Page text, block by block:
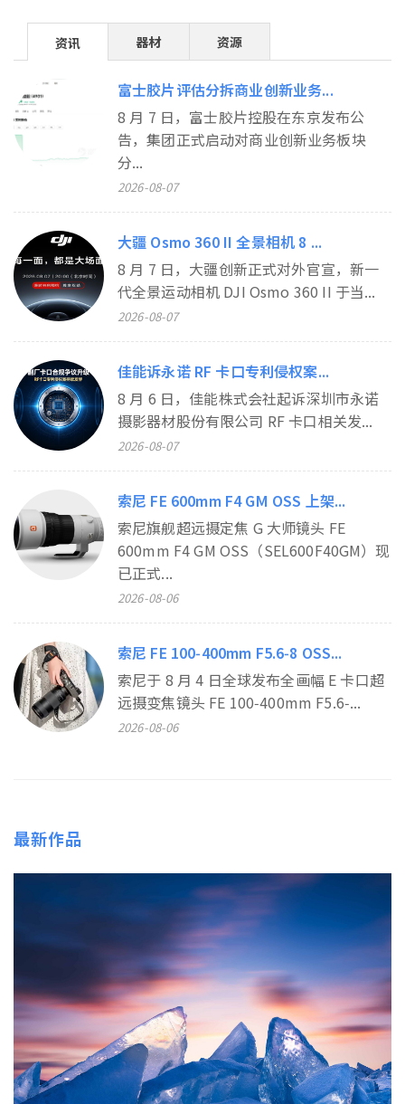
资讯 器材 资源
富士胶片评估分拆商业创新业务...
8 月 7 日，富士胶片控股在东京发布公
告，集团正式启动对商业创新业务板块
分...
2026-08-07
大疆 Osmo 360 II 全景相机 8 ...
8 月 7 日，大疆创新正式对外官宣，新一
代全景运动相机 DJI Osmo 360 II 于当...
2026-08-07
佳能诉永诺 RF 卡口专利侵权案...
8 月 6 日，佳能株式会社起诉深圳市永诺
摄影器材股份有限公司 RF 卡口相关发...
2026-08-07
索尼 FE 600mm F4 GM OSS 上架...
索尼旗舰超远摄定焦 G 大师镜头 FE
600mm F4 GM OSS（SEL600F40GM）现
已正式...
2026-08-06
索尼 FE 100‑400mm F5.6‑8 OSS...
索尼于 8 月 4 日全球发布全画幅 E 卡口超
远摄变焦镜头 FE 100‑400mm F5.6‑...
2026-08-06
最新作品